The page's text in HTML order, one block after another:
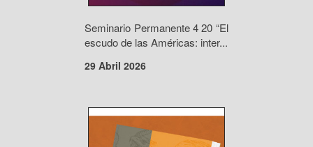
Seminario Permanente 4 20 “El
escudo de las Américas: inter...
29 Abril 2026